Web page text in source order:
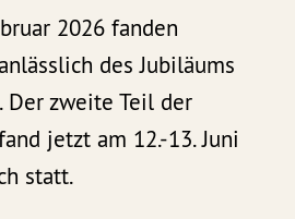
2026 fanden
des Jubiläums
zweite Teil der
jetzt am 12.-13. Juni
statt.